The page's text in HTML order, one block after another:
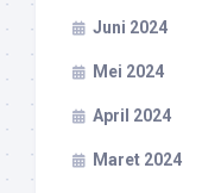
Juni 2024
Mei 2024
April 2024
Maret 2024